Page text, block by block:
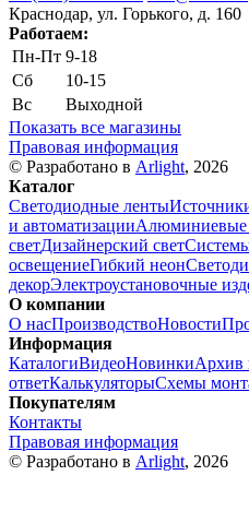
Краснодар, ул. Горького, д. 160
Работаем:
Пн-Пт 9-18
Сб
10-15
Вс
Выходной
Показать все магазины
Правовая информация
© Разработано в Arlight, 2026
Каталог
Светодиодные ленты
и автоматизацииАлюминиевые
светДизайнерский свет
освещениеГибкий неон
декорЭлектроустановочные
О компании
О насПроизводствоНовости
Информация
КаталогиВидеоНовинкиАрхив
ответКалькуляторыСхемы
Покупателям
Контакты
Правовая информация
© Разработано в Arlight, 2026